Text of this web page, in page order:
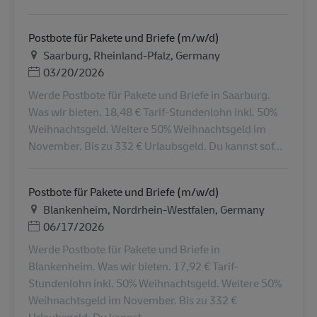
Postbote für Pakete und Briefe (m/w/d)
地点Saarburg, Rheinland-Pfalz, Germany
Posted Date
03/20/2026
Werde Postbote für Pakete und Briefe in Saarburg.
Was wir bieten. 18,48 € Tarif-Stundenlohn inkl. 50%
Weihnachtsgeld. Weitere 50% Weihnachtsgeld im
November. Bis zu 332 € Urlaubsgeld. Du kannst sof...
Postbote für Pakete und Briefe (m/w/d)
地点Blankenheim, Nordrhein-Westfalen, Germany
Posted Date
06/17/2026
Werde Postbote für Pakete und Briefe in
Blankenheim. Was wir bieten. 17,92 € Tarif-
Stundenlohn inkl. 50% Weihnachtsgeld. Weitere 50%
Weihnachtsgeld im November. Bis zu 332 €